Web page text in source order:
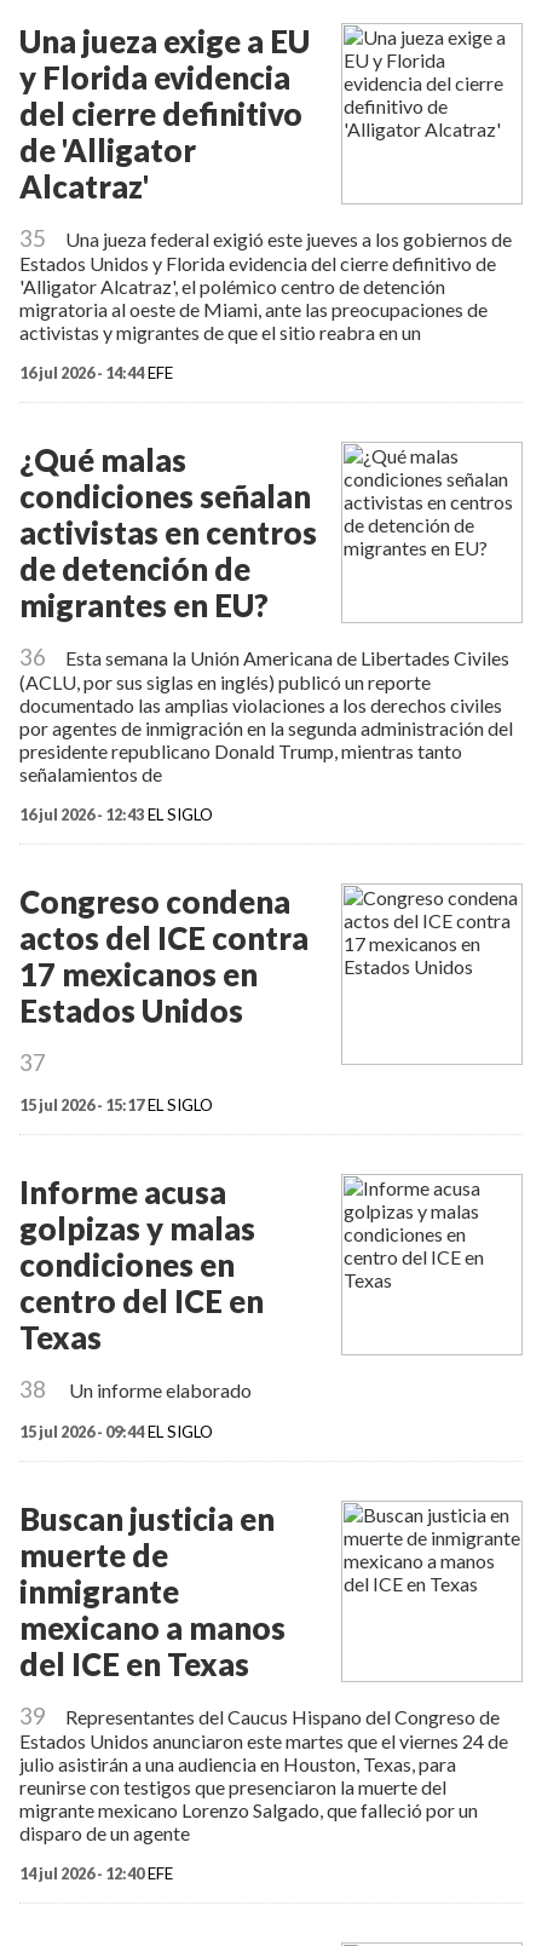
Una jueza exige a EU
y Florida evidencia
del cierre definitivo
de 'Alligator
Alcatraz'
35
Una jueza federal exigió este jueves a los gobiernos de
Estados Unidos y Florida evidencia del cierre definitivo de
'Alligator Alcatraz', el polémico centro de detención
migratoria al oeste de Miami, ante las preocupaciones de
activistas y migrantes de que el sitio reabra en un
16 jul 2026 - 14:44EFE
¿Qué malas
condiciones señalan
activistas en centros
de detención de
migrantes en EU?
36
Esta semana la Unión Americana de Libertades Civiles
(ACLU, por sus siglas en inglés) publicó un reporte
documentado las amplias violaciones a los derechos civiles
por agentes de inmigración en la segunda administración del
presidente republicano Donald Trump, mientras tanto
señalamientos de
16 jul 2026 - 12:43EL SIGLO
Congreso condena
actos del ICE contra
17 mexicanos en
Estados Unidos
37
15 jul 2026 - 15:17EL SIGLO
Informe acusa
golpizas y malas
condiciones en
centro del ICE en
Texas
38 Un informe elaborado
15 jul 2026 - 09:44EL SIGLO
Buscan justicia en
muerte de
inmigrante
mexicano a manos
del ICE en Texas
39
Representantes del Caucus Hispano del Congreso de
Estados Unidos anunciaron este martes que el viernes 24 de
julio asistirán a una audiencia en Houston, Texas, para
reunirse con testigos que presenciaron la muerte del
migrante mexicano Lorenzo Salgado, que falleció por un
disparo de un agente
14 jul 2026 - 12:40EFE